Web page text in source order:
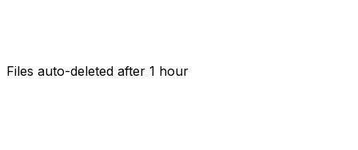
Files auto-deleted after 1 hour